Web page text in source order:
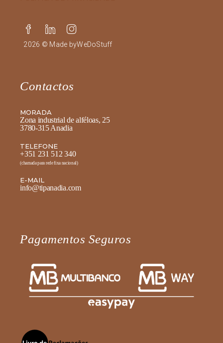
2026 © Made byWeDoStuff
Contactos
MORADA
Zona industrial de alféloas, 25
3780-315 Anadia
TELEFONE
+351 231 512 340
(chamada para rede fixa nacional)
E-MAIL
info@tipanadia.com
Pagamentos Seguros